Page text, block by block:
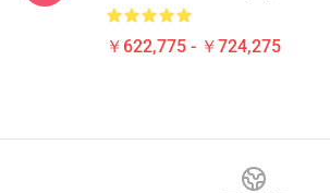
￥622,775 - ￥724,275